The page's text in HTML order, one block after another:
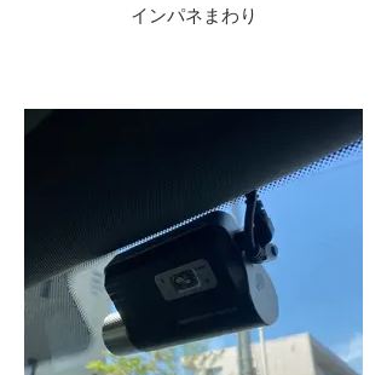
インパネまわり